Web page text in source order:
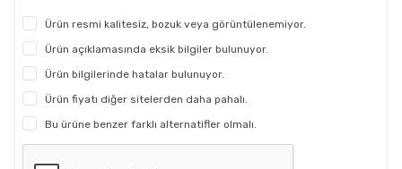
Ürün resmi kalitesiz, bozuk veya görüntülenemiyor.
Ürün açıklamasında eksik bilgiler bulunuyor.
Ürün bilgilerinde hatalar bulunuyor.
Ürün fiyatı diğer sitelerden daha pahalı.
Bu ürüne benzer farklı alternatifler olmalı.